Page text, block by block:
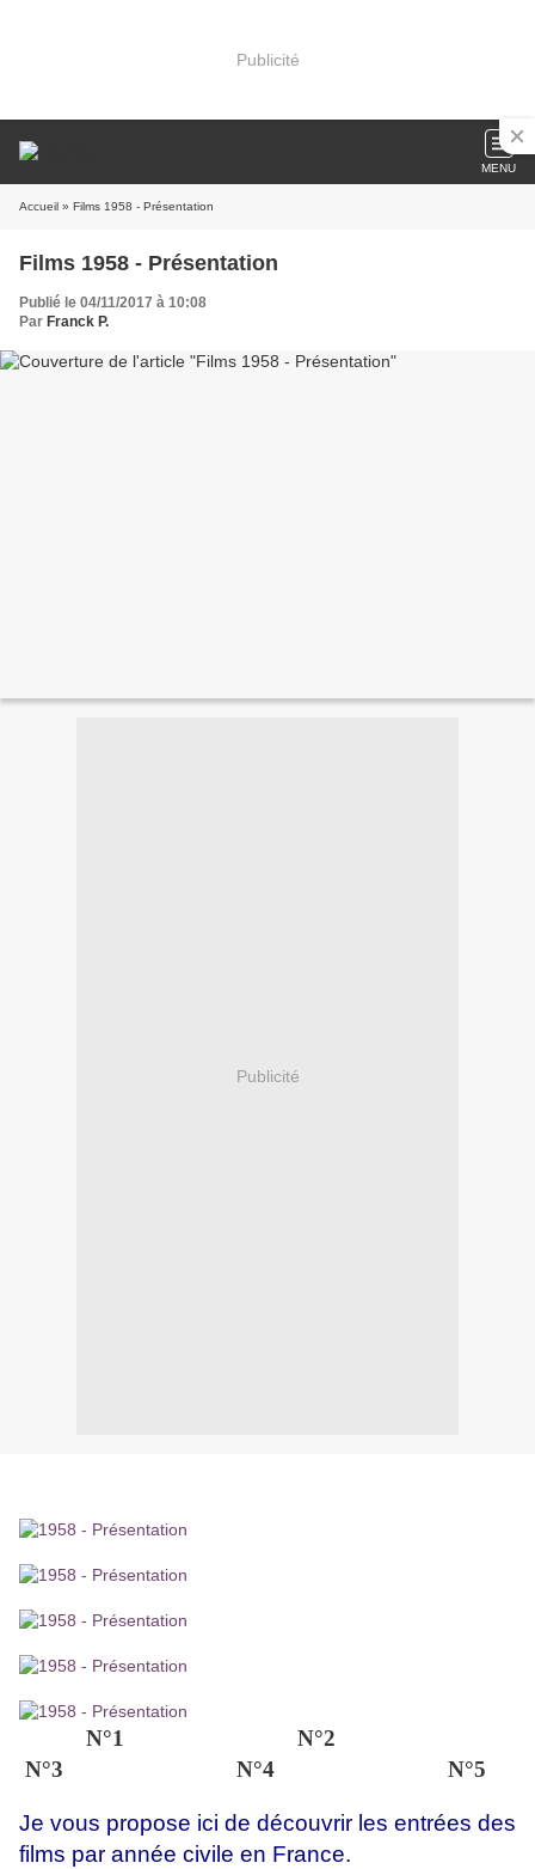
Publicité
MENU
Accueil » Films 1958 - Présentation
Films 1958 - Présentation
Publié le 04/11/2017 à 10:08
Par Franck P.
Publicité
N°1 N°2
N°3 N°4 N°5
Je vous propose ici de découvrir les entrées des
films par année civile en France.